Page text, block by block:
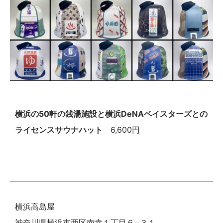
横浜の50軒の銭湯施設と横浜DeNAベイスターズとの
ライセンスサウナハット
6,600円
横浜高島屋